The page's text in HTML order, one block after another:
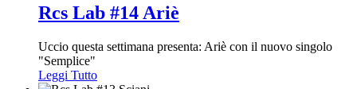
Rcs Lab #14 Ariè
Uccio questa settimana presenta: Ariè con il nuovo singolo
"Semplice"
Leggi Tutto